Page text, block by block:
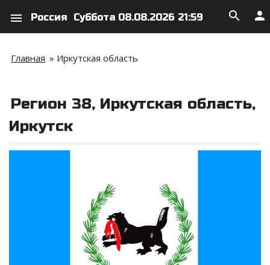
menu Россия Суббота 08.08.2026 21:59 person
search
Главная » Иркутская область
Регион 38, Иркутская область,
Иркутск